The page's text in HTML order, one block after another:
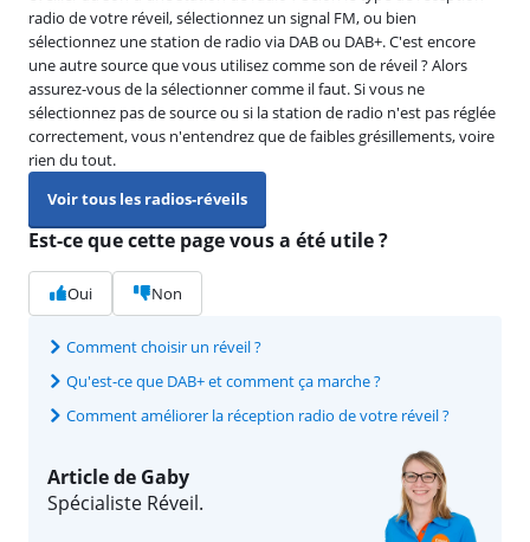
radio de votre réveil, sélectionnez un signal FM, ou bien
sélectionnez une station de radio via DAB ou DAB+. C'est encore
une autre source que vous utilisez comme son de réveil ? Alors
assurez-vous de la sélectionner comme il faut. Si vous ne
sélectionnez pas de source ou si la station de radio n'est pas réglée
correctement, vous n'entendrez que de faibles grésillements, voire
rien du tout.
Voir tous les radios-réveils
Est-ce que cette page vous a été utile ?
Oui Non
Comment choisir un réveil ?
Qu'est-ce que DAB+ et comment ça marche ?
Comment améliorer la réception radio de votre réveil ?
Article de Gaby
Spécialiste Réveil.